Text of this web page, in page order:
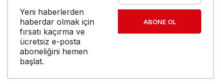
Yeni haberlerden
haberdar olmak için
fırsatı kaçırma ve
ücretsiz e-posta
aboneliğini hemen
başlat.
ABONE OL